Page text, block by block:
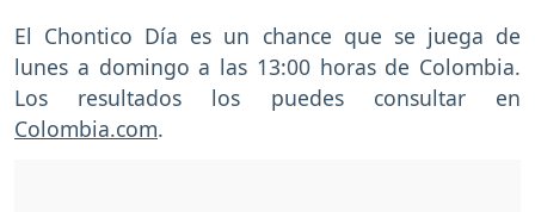
El Chontico Día es un chance que se juega de
lunes a domingo a las 13:00 horas de Colombia.
Los resultados los puedes consultar en
Colombia.com.